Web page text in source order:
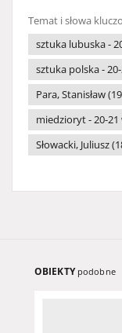
Temat i słowa
sztuka lubuska -
sztuka polska -
Para, Stanisław
miedzioryt - 20-21
Słowacki, Juliusz
OBIEKTY podobne